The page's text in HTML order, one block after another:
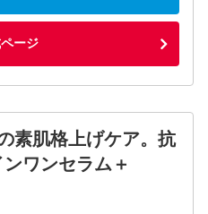
ージ
素肌格上げケア。抗
ワンセラム＋